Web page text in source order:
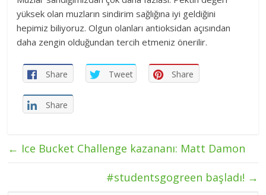
yüksek olan muzların sindirim sağlığına iyi geldiğini
hepimiz biliyoruz. Olgun olanları antioksidan açısından
daha zengin olduğundan tercih etmeniz önerilir.
Share Tweet Share
Share
← Ice Bucket Challenge kazananı: Matt Damon
#studentsgogreen başladı! →